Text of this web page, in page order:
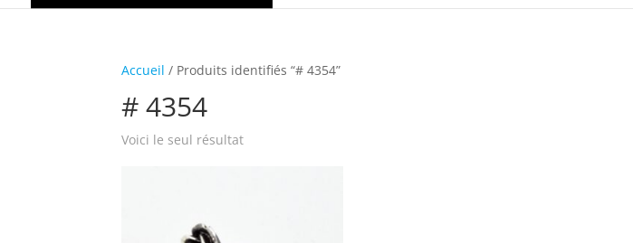
Accueil / Produits identifiés “# 4354”
# 4354
Voici le seul résultat